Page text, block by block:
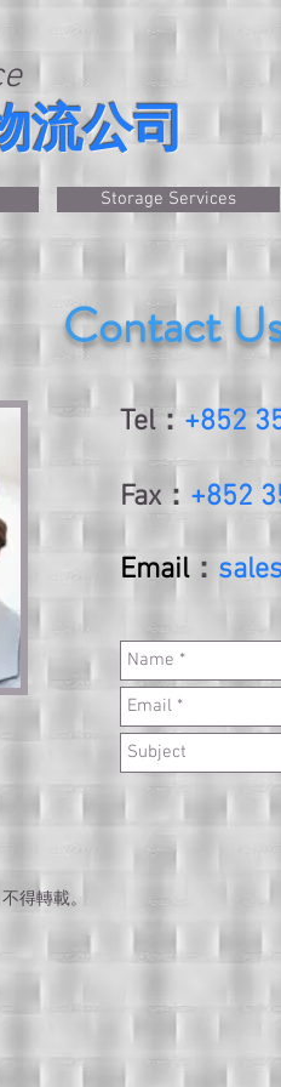
流公司
Storage Services
Contact
Tel： +852
Fax： +852
Email：
得轉載。